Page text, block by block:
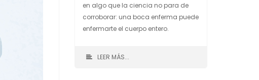
en algo que la ciencia no para de
corroborar: una boca enferma puede
enfermarte el cuerpo entero.
LEER MÁS...